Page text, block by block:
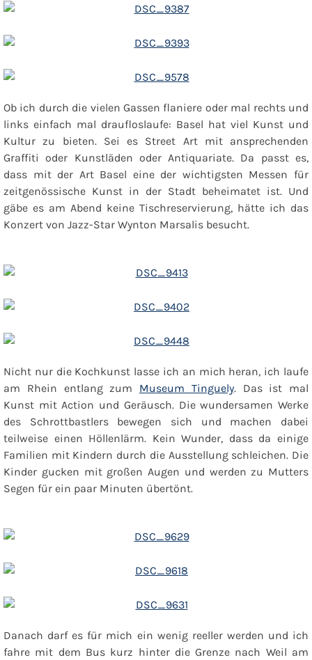
Ob ich durch die vielen Gassen flaniere oder mal rechts und
links einfach mal draufloslaufe: Basel hat viel Kunst und
Kultur zu bieten. Sei es Street Art mit ansprechenden
Graffiti oder Kunstläden oder Antiquariate. Da passt es,
dass mit der Art Basel eine der wichtigsten Messen für
zeitgenössische Kunst in der Stadt beheimatet ist. Und
gäbe es am Abend keine Tischreservierung, hätte ich das
Konzert von Jazz-Star Wynton Marsalis besucht.
Nicht nur die Kochkunst lasse ich an mich heran, ich laufe
am Rhein entlang zum Museum Tinguely. Das ist mal
Kunst mit Action und Geräusch. Die wundersamen Werke
des Schrottbastlers bewegen sich und machen dabei
teilweise einen Höllenlärm. Kein Wunder, dass da einige
Familien mit Kindern durch die Ausstellung schleichen. Die
Kinder gucken mit großen Augen und werden zu Mutters
Segen für ein paar Minuten übertönt.
Danach darf es für mich ein wenig reeller werden und ich
fahre mit dem Bus kurz hinter die Grenze nach Weil am